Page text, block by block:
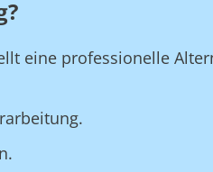
eine professionelle